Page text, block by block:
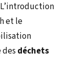
et le
déchets